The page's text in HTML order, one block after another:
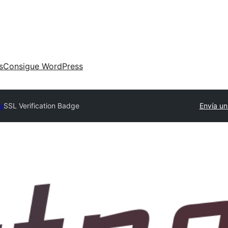
Consigue WordPress
SSL Verification Badge Envía